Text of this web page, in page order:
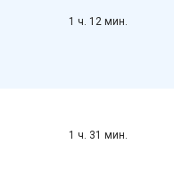
1 ч. 12 мин.
1 ч. 31 мин.